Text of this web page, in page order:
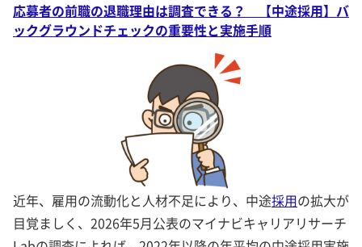
応募者の前職の退職理由は調査できる？ 【中途採用】バ
ックグラウンドチェックの重要性と実施手順
近年、雇用の流動化と人材不足により、中途採用の拡大が
目覚ましく、2026年5月公表のマイナビキャリアリサーチ